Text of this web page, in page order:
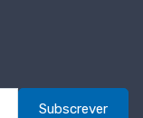
Subscrever